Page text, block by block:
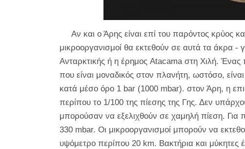
Αν και ο Άρης είναι επί του παρόντος κρύος
μικροοργανισμοί θα εκτεθούν σε αυτά τα άκρα -
Ανταρκτικής ή η έρημος Atacama στη Χιλή.
που είναι μοναδικός στον πλανήτη, ωστόσο,
κατά μέσο όρο 1 bar (1000 mbar). στον Άρη, η
περίπου το 1/100 της πίεσης της Γης. Δεν
μπορούσαν να εξελιχθούν σε χαμηλή πίεση. Για
330 mbar. Οι μικροοργανισμοί μπορούν να
υψόμετρο περίπου 20 km. Βακτήρια και μύκητες